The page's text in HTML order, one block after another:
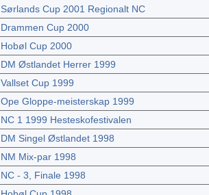
Sørlands Cup 2001 Regionalt NC
Drammen Cup 2000
Hobøl Cup 2000
DM Østlandet Herrer 1999
Vallset Cup 1999
Ope Gloppe-meisterskap 1999
NC 1 1999 Hesteskofestivalen
DM Singel Østlandet 1998
NM Mix-par 1998
NC - 3, Finale 1998